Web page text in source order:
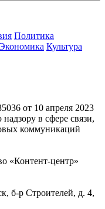
Политика
Культура
от 10 апреля 2023
в сфере связи,
коммуникаций
«Контент-центр»
б-р Строителей, д. 4,